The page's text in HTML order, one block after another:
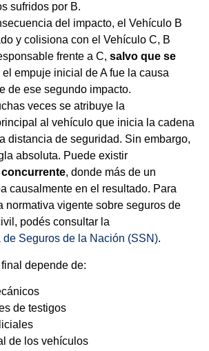
sufridos por B.
del impacto, el Vehículo B
y colisiona con el Vehículo C, B
frente a C, salvo que se
el empuje inicial de A fue la causa
de ese segundo impacto.
veces se atribuye la
al vehículo que inicia la cadena
distancia de seguridad. Sin embargo,
absoluta. Puede existir
, donde más de un
causalmente en el resultado. Para
normativa vigente sobre seguros de
podés consultar la
Seguros de la Nación (SSN).
depende de:
de testigos
de los vehículos